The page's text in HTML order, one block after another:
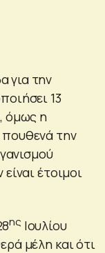
για την
13
όμως η
πουθενά την
έτοιμοι
ης Ιουλίου
μέλη και ότι